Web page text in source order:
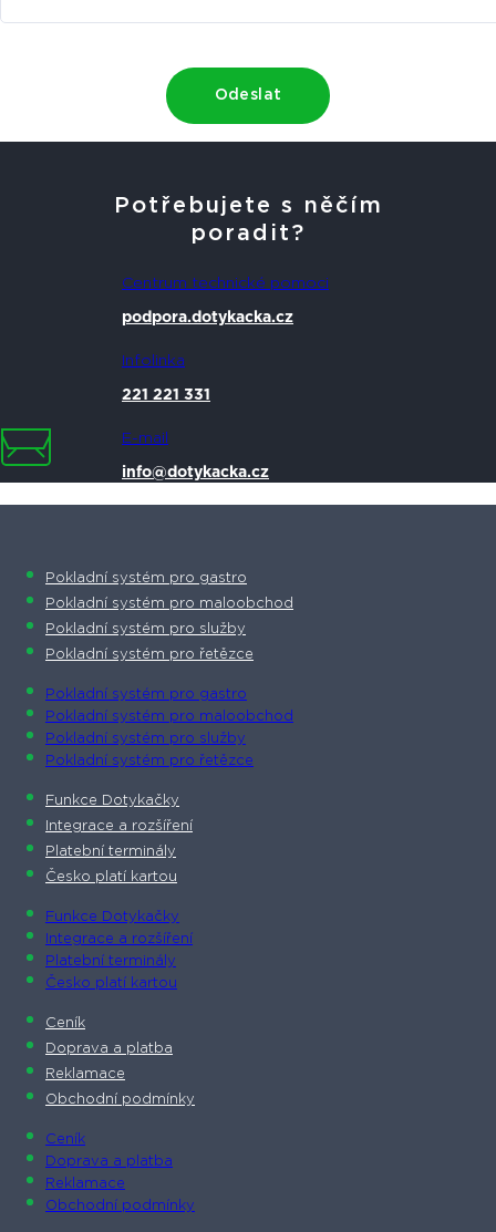
Odeslat
Potřebujete s něčím
poradit?
Centrum technické pomoci
podpora.dotykacka.cz
Infolinka
221 221 331
E-mail
info@dotykacka.cz
Pokladní systém pro gastro
Pokladní systém pro maloobchod
Pokladní systém pro služby
Pokladní systém pro řetězce
Pokladní systém pro gastro
Pokladní systém pro maloobchod
Pokladní systém pro služby
Pokladní systém pro řetězce
Funkce Dotykačky
Integrace a rozšíření
Platební terminály
Česko platí kartou
Funkce Dotykačky
Integrace a rozšíření
Platební terminály
Česko platí kartou
Ceník
Doprava a platba
Reklamace
Obchodní podmínky
Ceník
Doprava a platba
Reklamace
Obchodní podmínky